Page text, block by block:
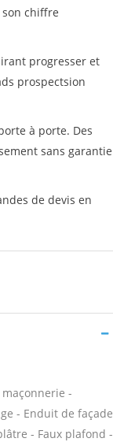
chiffre
progresser et
prospectsion
à porte. Des
sans garantie
de devis en
-
- Enduit de façade
- Faux plafond -